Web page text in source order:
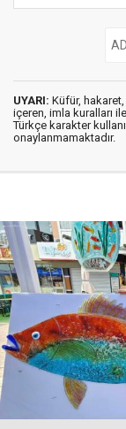
UYARI: Küfür,
içeren, imla kuralları
Türkçe karakter
onaylanmamaktadır.